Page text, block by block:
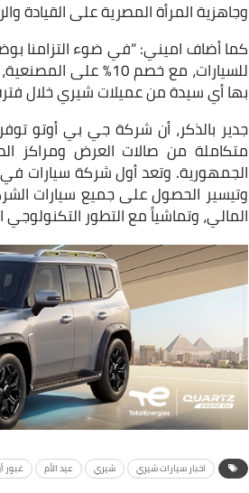
وجاهزية المرأة المصرية على القيادة
كما أضاف اميني: “في ضوء التزامنا
للسيارات، مع خصم
بها أي سيدة من عميلات شيري خلال
جدير بالذكر، أن شركة جي بي أوتو
متكاملة من صالات العرض ومراكز
الجمهورية. وتعد أول شركة سيارات
وتيسير الحصول على جميع سيارات
المالي، وتماشياً مع التطور التكنولوجي
اخبار سيارات شيري شيري عيد الأم غبور